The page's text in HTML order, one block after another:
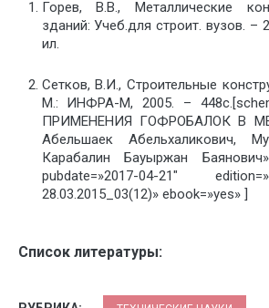
Горев, В.В., Металлические
зданий: Учеб.для строит. вузов.
ил.
Сетков, В.И., Строительные
М.: ИНФРА-М, 2005. –
ПРИМЕНЕНИЯ ГОФРОБАЛОК В
Абельшаек Абельхаликович,
Карабалин Бауыржан
pubdate=»2017-04-21″
28.03.2015_03(12)» ebook=»yes» ]
Список литературы: